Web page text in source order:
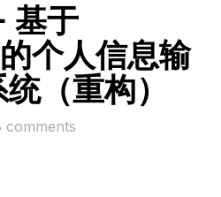
基于
个人信息输
（重构）
comments